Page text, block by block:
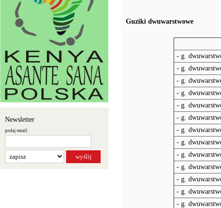
Newsletter
podaj email:
Guziki dwuwarstwowe
- g.
- g.
- g.
- g.
- g.
- g.
- g.
- g.
- g.
- g.
- g.
- g.
- g.